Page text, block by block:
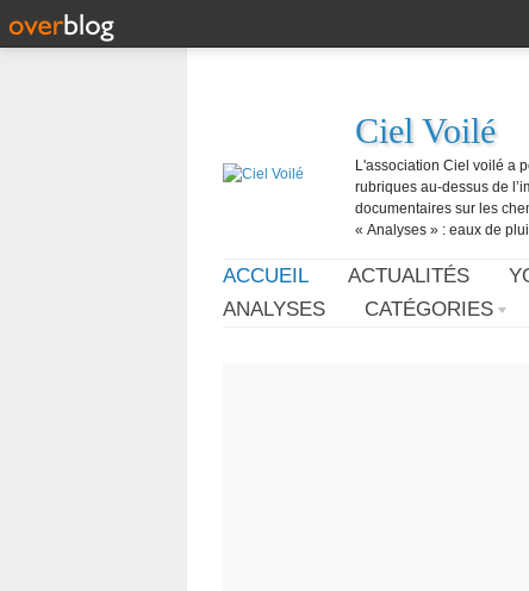
Ciel Voilé
L'association Ciel voilé a
rubriques au-dessus de
documentaires sur les
« Analyses » : eaux de
ACCUEIL ACTUALITÉS
ANALYSES
CATÉGORIES